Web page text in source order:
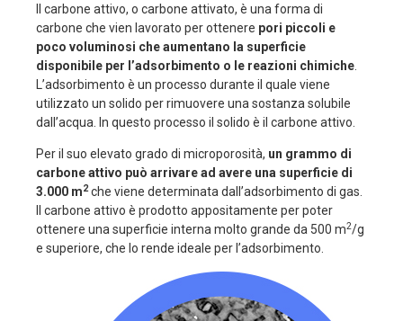
Il carbone attivo, o carbone attivato, è una forma di
carbone che vien lavorato per ottenere pori piccoli e
poco voluminosi che aumentano la superficie
disponibile per l’adsorbimento o le reazioni chimiche
L’adsorbimento è un processo durante il quale viene
utilizzato un solido per rimuovere una sostanza solubile
dall’acqua. In questo processo il solido è il carbone attivo.
Per il suo elevato grado di microporosità, un grammo di
carbone attivo può arrivare ad avere una superficie di
3.000 m2che viene determinata dall’adsorbimento di gas.
Il carbone attivo è prodotto appositamente per poter
ottenere una superficie interna molto grande da 500 m2/g
e superiore, che lo rende ideale per l’adsorbimento.